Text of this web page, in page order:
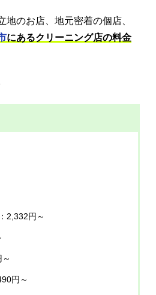
のお店、地元密着の個店、
にあるクリーニング店の料金
2,332円～
円～